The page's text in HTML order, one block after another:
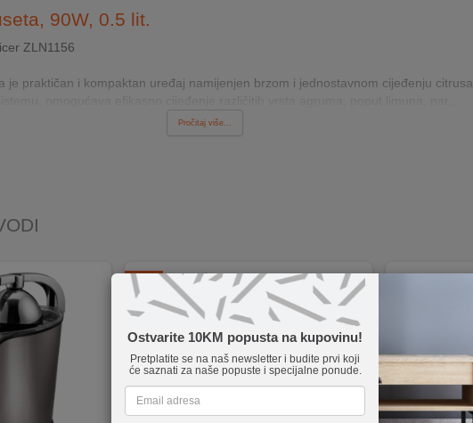
Ostvarite 10KM popusta na kupovinu!
Pretplatite se na naš newsletter i budite prvi koji
će saznati za naše popuste i specijalne ponude.
90W, 0.5 lit.
ZLN1156
je praktičan i kompaktan uređaj namijenjen brzom i jednostavnom cijeđenju citrusa.
Pročitaj više...
-20%